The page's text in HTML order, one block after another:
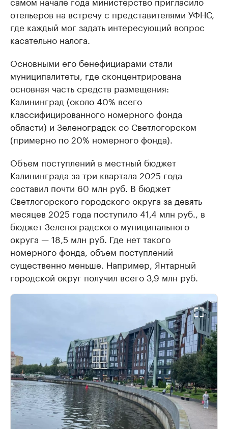
отельеров на встречу с представителями УФНС,
где каждый мог задать интересующий вопрос
касательно налога.
Основными его бенефициарами стали
муниципалитеты, где сконцентрирована
основная часть средств размещения:
Калининград (около 40% всего
классифицированного номерного фонда
области) и Зеленоградск со Светлогорском
(примерно по 20% номерного фонда).
Объем поступлений в местный бюджет
Калининграда за три квартала 2025 года
составил почти 60 млн руб. В бюджет
Светлогорского городского округа за девять
месяцев 2025 года поступило 41,4 млн руб., в
бюджет Зеленоградского муниципального
округа — 18,5 млн руб. Где нет такого
номерного фонда, объем поступлений
существенно меньше. Например, Янтарный
городской округ получил всего 3,9 млн руб.